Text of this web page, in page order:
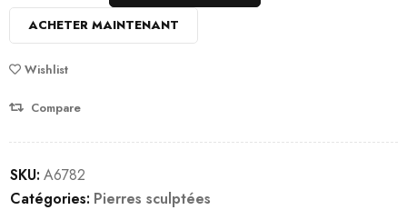
ACHETER MAINTENANT
Wishlist
Compare
SKU: A6782
Catégories: Pierres sculptées